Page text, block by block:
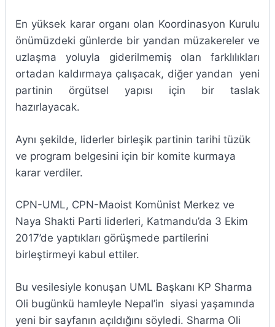
En yüksek karar organı olan Koordinasyon Kurulu
önümüzdeki günlerde bir yandan müzakereler ve
uzlaşma yoluyla giderilmemiş olan farklılıkları
ortadan kaldırmaya çalışacak, diğer yandan yeni
partinin örgütsel yapısı için bir taslak
hazırlayacak.
Aynı şekilde, liderler birleşik partinin tarihi tüzük
ve program belgesini için bir komite kurmaya
karar verdiler.
CPN-UML, CPN-Maoist Komünist Merkez ve
Naya Shakti Parti liderleri, Katmandu’da 3 Ekim
2017’de yaptıkları görüşmede partilerini
birleştirmeyi kabul ettiler.
Bu vesilesiyle konuşan UML Başkanı KP Sharma
Oli bugünkü hamleyle Nepal’in siyasi yaşamında
yeni bir sayfanın açıldığını söyledi. Sharma Oli